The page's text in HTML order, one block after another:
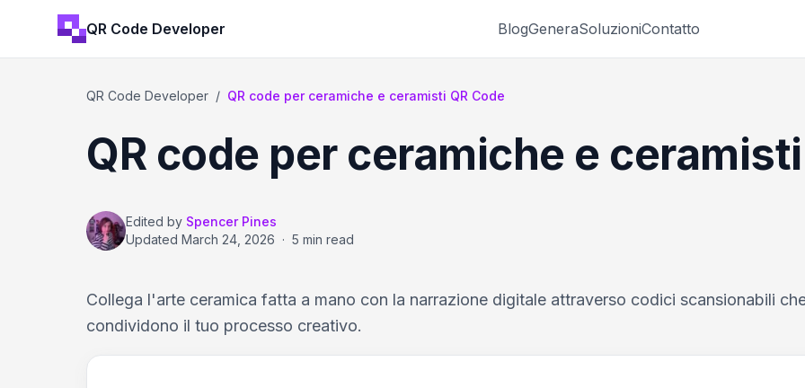
QR Code Developer BlogGeneraSoluzioniContatto
QR Code Developer / QR code per ceramiche e ceramisti QR Code
QR code per ceramiche e ceramisti
Edited by Spencer Pines
Updated March 24, 2026 · 5 min read
Collega l'arte ceramica fatta a mano con la narrazione digitale attraverso codici scansionabili
condividono il tuo processo creativo.